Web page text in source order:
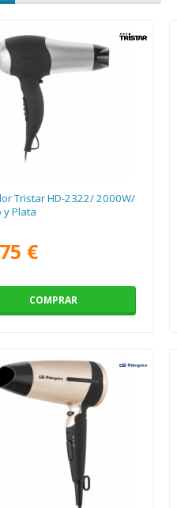
Tristar HD-2322/ 2000W/
y Plata
€
COMPRAR